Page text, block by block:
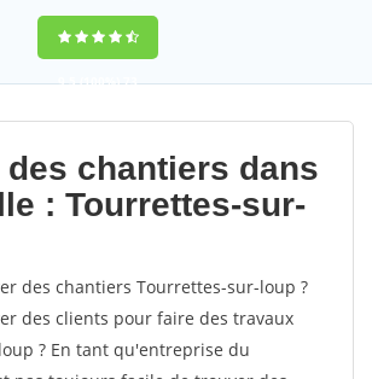
9,5(100%)73
votes
des chantiers dans
: Tourrettes-sur-
des chantiers Tourrettes-sur-loup ?
des clients pour faire des travaux
? En tant qu'entreprise du